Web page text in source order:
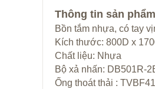
Thông tin sản phẩm
Bồn tắm nhựa, có tay
Kích thước: 800D x
Chất liệu: Nhựa
Bộ xả nhấn: DB501R-
Ống thoát thải :